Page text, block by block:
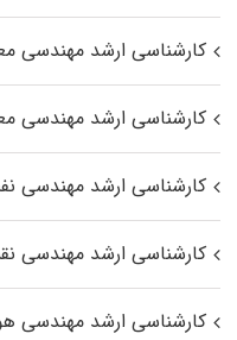
کارشناسی ارشد مهندسی
کارشناسی ارشد مهندسی
کارشناسی ارشد مهندسی
کارشناسی ارشد مهندسی
کارشناسی ارشد مهندسی